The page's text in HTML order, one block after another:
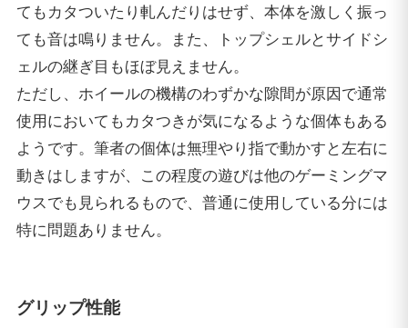
てもカタついたり軋んだりはせず、本体を激しく振っ
ても音は鳴りません。また、トップシェルとサイドシ
ェルの継ぎ目もほぼ見えません。
ただし、ホイールの機構のわずかな隙間が原因で通常
使用においてもカタつきが気になるような個体もある
ようです。筆者の個体は無理やり指で動かすと左右に
動きはしますが、この程度の遊びは他のゲーミングマ
ウスでも見られるもので、普通に使用している分には
特に問題ありません。
グリップ性能